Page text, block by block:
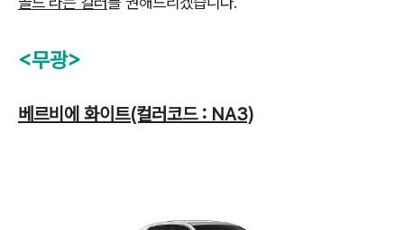
<무광>
베르비에 화이트(컬러코드 : NA3)